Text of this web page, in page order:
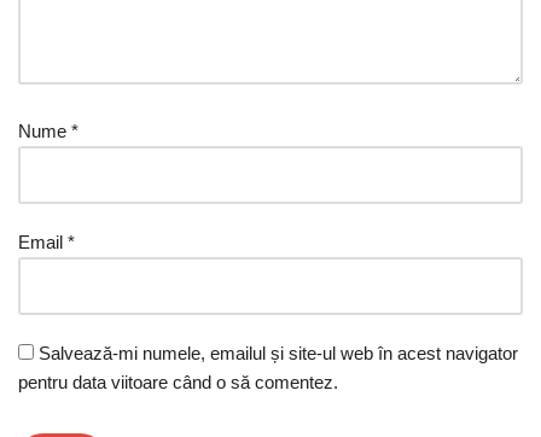
Nume *
Email *
Salvează-mi numele, emailul și site-ul web în acest navigator
pentru data viitoare când o să comentez.